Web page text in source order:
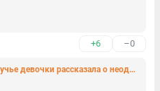
+6 –0
Мать утонувшей в тихвинском ручье девочки рассказала о неоднократном насильственном инцесте